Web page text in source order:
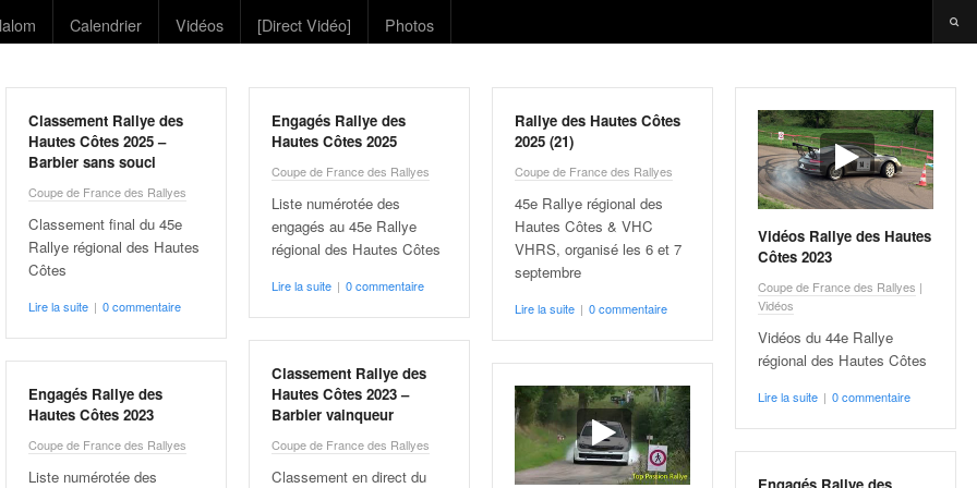
Calendrier Vidéos [Direct Vidéo] Photos
Classement Rallye des
Hautes Côtes 2025 –
Barbier sans souci
Coupe de France des Rallyes
Classement final du 45e
Rallye régional des Hautes
Côtes
Lire la suite | 0 commentaire
Engagés Rallye des
Hautes Côtes 2025
Coupe de France des Rallyes
Liste numérotée des
engagés au 45e Rallye
régional des Hautes Côtes
Lire la suite | 0 commentaire
Rallye des Hautes Côtes
2025 (21)
Coupe de France des Rallyes
45e Rallye régional des
Hautes Côtes & VHC
VHRS, organisé les 6 et 7
septembre
Lire la suite | 0 commentaire
Vidéos Rallye des Hautes
Côtes 2023
Coupe de France des Rallyes |
Vidéos
Vidéos du 44e Rallye
régional des Hautes Côtes
Lire la suite | 0 commentaire
Classement Rallye des
Hautes Côtes 2023 –
Barbier vainqueur
Coupe de France des Rallyes
Classement en direct du
Engagés Rallye des
Hautes Côtes 2023
Coupe de France des Rallyes
Liste numérotée des